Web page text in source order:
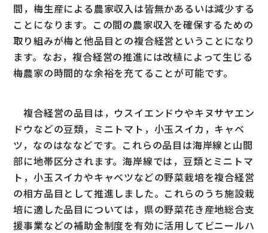
間，梅生産による農家収入は皆無かあるいは減少する
ことになります。この間の農家収入を確保するための
取り組みが梅と他品目との複合経営ということになり
ます。なお，複合経営の推進には改植によって生じる
梅農家の時間的な余裕を充てることが可能です。
複合経営の品目は，ウスイエンドウやキヌサヤエン
ドウなどの豆類，ミニトマト，小玉スイカ，キャベ
ツ，なのはななどです。これらの品目は海岸線と山間
部に地帯区分されます。海岸線では，豆類とミニトマ
ト，小玉スイカやキャベツなどの野菜栽培を複合経営
の相方品目として推進しました。これらのうち施設栽
培に適した品目については，県の野菜花き産地総合支
援事業などの補助金制度を有効に活用してビニールハ